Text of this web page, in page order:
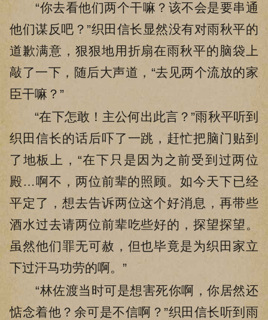
“你去看他们两个干嘛？该不会是要串通
他们谋反吧？”织田信长显然没有对雨秋平的
道歉满意，狠狠地用折扇在雨秋平的脑袋上
敲了一下，随后大声道，“去见两个流放的家
臣干嘛？”
“在下怎敢！主公何出此言？”雨秋平听到
织田信长的话后吓了一跳，赶忙把脑门贴到
了地板上，“在下只是因为之前受到过两位
殿…啊不，两位前辈的照顾。如今天下已经
平定了，想去告诉两位这个好消息，再带些
酒水过去请两位前辈吃些好的，探望探望。
虽然他们罪无可赦，但也毕竟是为织田家立
下过汗马功劳的啊。”
“林佐渡当时可是想害死你啊，你居然还
惦念着他？余可是不信啊？”织田信长听到雨